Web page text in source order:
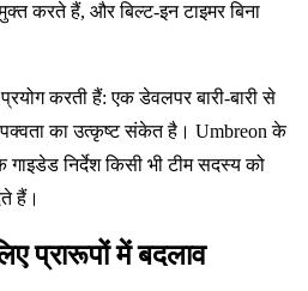
करते हैं, और बिल्ट-इन टाइमर बिना
करती हैं: एक डेवलपर बारी-बारी से
का उत्कृष्ट संकेत है। Umbreon के
निर्देश किसी भी टीम सदस्य को
हैं।
प्रारूपों में बदलाव